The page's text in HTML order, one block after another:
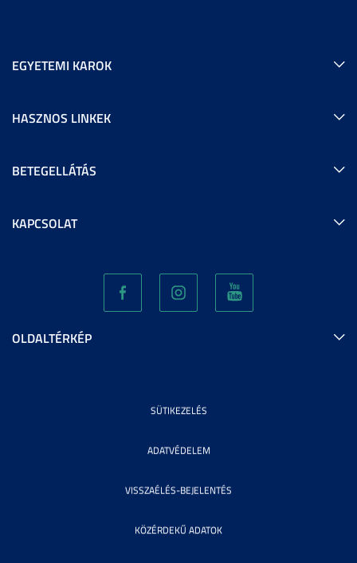
EGYETEMI KAROK
HASZNOS LINKEK
BETEGELLÁTÁS
KAPCSOLAT
OLDALTÉRKÉP
SÜTIKEZELÉS
ADATVÉDELEM
VISSZAÉLÉS-BEJELENTÉS
KÖZÉRDEKŰ ADATOK